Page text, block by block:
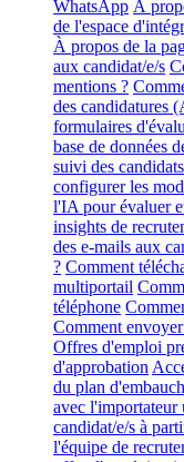
WhatsApp À
de l'espace
À propos de la
aux candidat/e/s
mentions ?
des candidatures
formulaires
base de données
suivi des candidats
configurer les
l'IA pour évaluer
insights de
des e-mails aux
? Comment
multiportail
téléphone
Comment envoyer
Offres d'emploi
d'approbation
du plan
avec l'importateur
candidat/e/s à
l'équipe de